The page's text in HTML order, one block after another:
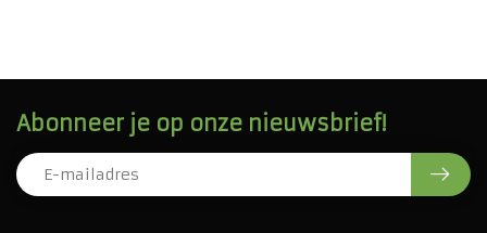
Abonneer je op onze nieuwsbrief!